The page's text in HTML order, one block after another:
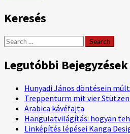
Munkaerőpiac
Magyarországon
Keresés
Search
for:
Legutóbbi Bejegyzések
Hunyadi János döntésein
Treppenturm mit vier
Arabica kávéfajta
Hangulatvilágítás: hogyan
Linképítés lépései Kanga